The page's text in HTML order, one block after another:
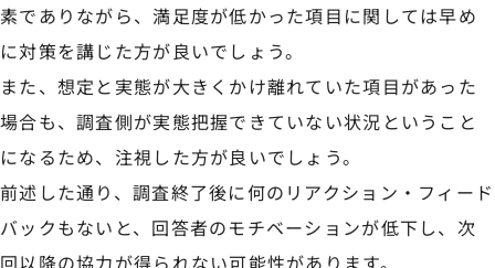
素でありながら、満足度が低かった項目に関しては早め
に対策を講じた方が良いでしょう。
また、想定と実態が大きくかけ離れていた項目があった
場合も、調査側が実態把握できていない状況ということ
になるため、注視した方が良いでしょう。
前述した通り、調査終了後に何のリアクション・フィード
バックもないと、回答者のモチベーションが低下し、次
回以降の協力が得られない可能性があります。